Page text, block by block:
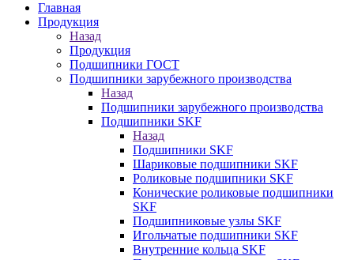
Главная
Продукция
Назад
Продукция
Подшипники ГОСТ
Подшипники зарубежного производства
Назад
Подшипники зарубежного производства
Подшипники SKF
Назад
Подшипники SKF
Шариковые подшипники SKF
Роликовые подшипники SKF
Конические роликовые подшипники
SKF
Подшипниковые узлы SKF
Игольчатые подшипники SKF
Внутренние кольца SKF